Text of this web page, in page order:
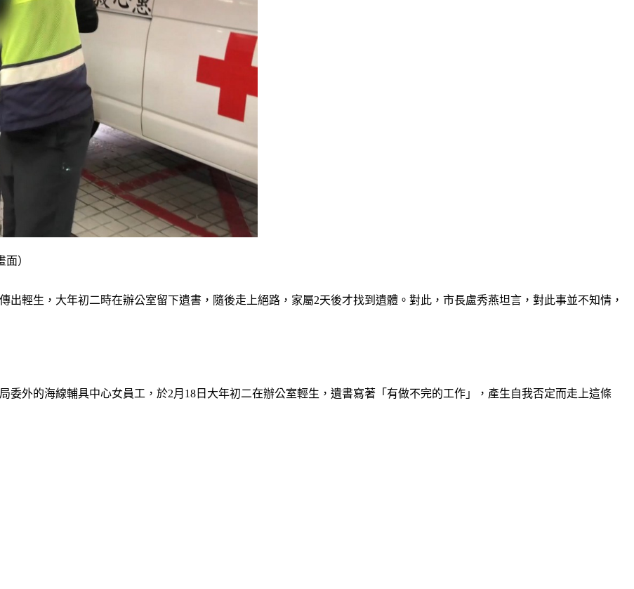
）
輕生，大年初二時在辦公室留下遺書，隨後走上絕路，家屬2天後才找到遺體。對此，市長盧秀燕坦言，對此事並不知情，
委外的海線輔具中心女員工，於2月18日大年初二在辦公室輕生，遺書寫著「有做不完的工作」，產生自我否定而走上這條